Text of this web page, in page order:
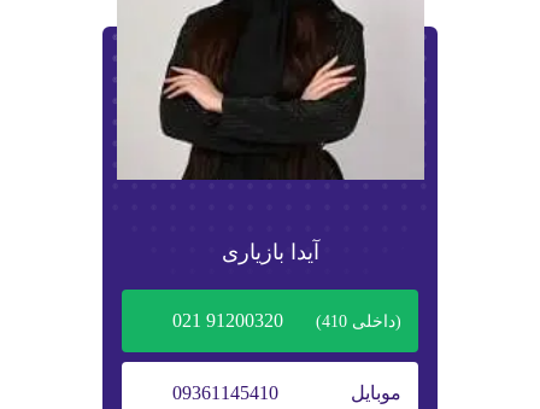
آیدا بازیاری
(داخلی 410
)
91200320 021
موبایل 09361145410